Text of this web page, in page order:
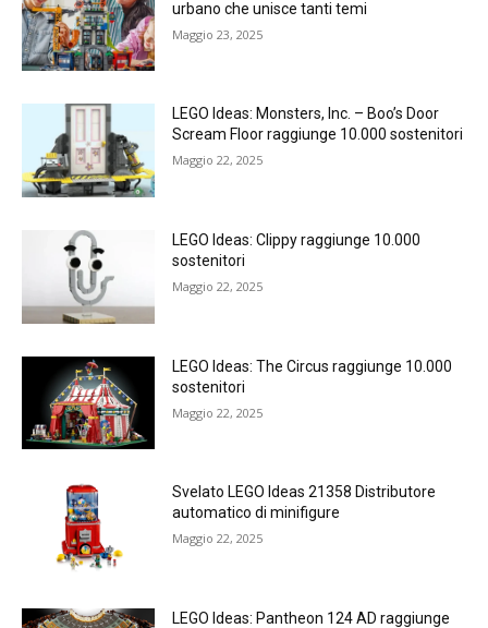
urbano che unisce tanti temi
Maggio 23, 2025
LEGO Ideas: Monsters, Inc. – Boo’s Door
Scream Floor raggiunge 10.000 sostenitori
Maggio 22, 2025
LEGO Ideas: Clippy raggiunge 10.000
sostenitori
Maggio 22, 2025
LEGO Ideas: The Circus raggiunge 10.000
sostenitori
Maggio 22, 2025
Svelato LEGO Ideas 21358 Distributore
automatico di minifigure
Maggio 22, 2025
LEGO Ideas: Pantheon 124 AD raggiunge